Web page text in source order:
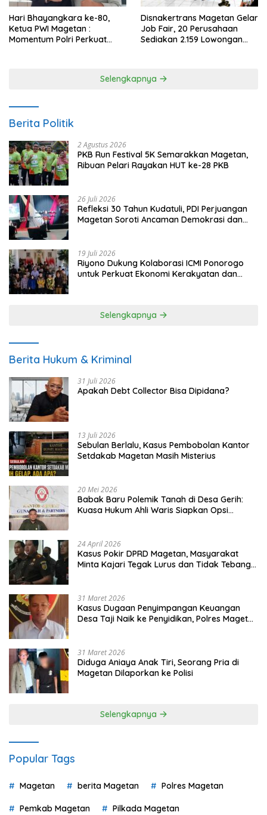
Hari Bhayangkara ke-80,
Ketua PWI Magetan :
Momentum Polri Perkuat
Disnakertrans Magetan Gelar
Job Fair, 20 Perusahaan
Sediakan 2.159 Lowongan
Selengkapnya
Berita Politik
2 Agustus 2026
PKB Run Festival 5K Semarakkan Magetan,
Ribuan Pelari Rayakan HUT ke-28 PKB
26 Juli 2026
Refleksi 30 Tahun Kudatuli, PDI Perjuangan
Magetan Soroti Ancaman Demokrasi dan
19 Juli 2026
Riyono Dukung Kolaborasi ICMI Ponorogo
untuk Perkuat Ekonomi Kerakyatan dan
Selengkapnya
Berita Hukum & Kriminal
31 Juli 2026
Apakah Debt Collector Bisa Dipidana?
13 Juli 2026
Sebulan Berlalu, Kasus Pembobolan Kantor
Setdakab Magetan Masih Misterius
20 Mei 2026
Babak Baru Polemik Tanah di Desa Gerih:
Kuasa Hukum Ahli Waris Siapkan Opsi
24 April 2026
Kasus Pokir DPRD Magetan, Masyarakat
Minta Kajari Tegak Lurus dan Tidak Tebang
31 Maret 2026
Kasus Dugaan Penyimpangan Keuangan
Desa Taji Naik ke Penyidikan, Polres Magetan
31 Maret 2026
Diduga Aniaya Anak Tiri, Seorang Pria di
Magetan Dilaporkan ke Polisi
Selengkapnya
Popular Tags
Magetan berita Magetan Polres Magetan
Pemkab Magetan Pilkada Magetan